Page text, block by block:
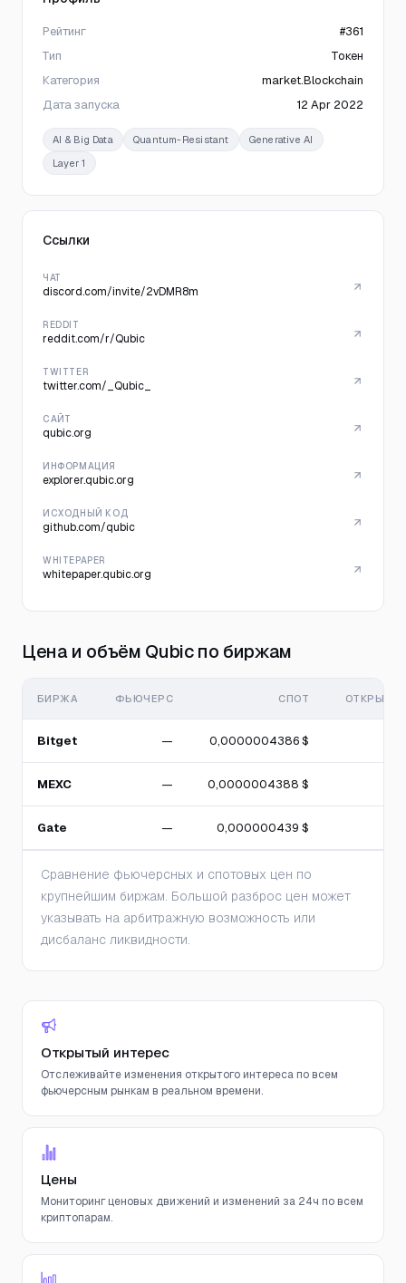
Рейтинг
#361
Тип
Токен
Категория
market.Blockchain
Дата запуска
12 Apr 2022
AI & Big Data Quantum-Resistant
Generative AI
Layer 1
Ссылки
ЧАТ
discord.com/invite/2vDMR8m
REDDIT
reddit.com/r/Qubic
TWITTER
twitter.com/_Qubic_
САЙТ
qubic.org
ИНФОРМАЦИЯ
explorer.qubic.org
ИСХОДНЫЙ КОД
github.com/qubic
WHITEPAPER
whitepaper.qubic.org
Цена и объём Qubic по биржам
БИРЖА ФЬЮЧЕРС СПОТ
Bitget — 0,0000004386 $
MEXC — 0,0000004388 $
Gate — 0,000000439 $
Сравнение фьючерсных и спотовых цен по
крупнейшим биржам. Большой разброс цен может
указывать на арбитражную возможность или
дисбаланс ликвидности.
Открытый интерес
Отслеживайте изменения открытого интереса по всем
фьючерсным рынкам в реальном времени.
Цены
Мониторинг ценовых движений и изменений за 24ч по всем
криптопарам.